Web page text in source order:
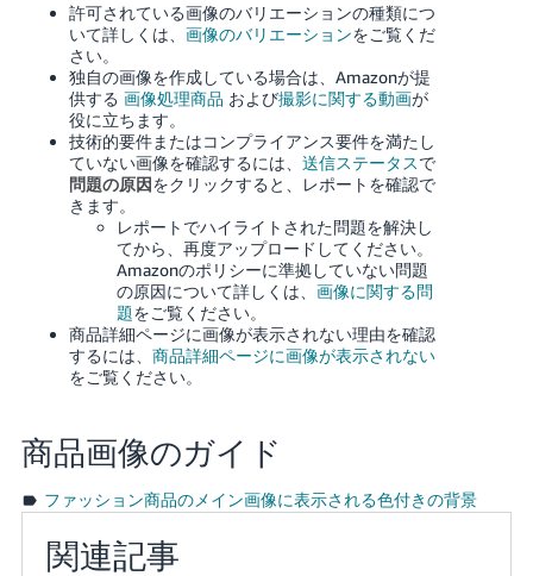
許可されている画像のバリエーションの種類につ
いて詳しくは、 画像のバリエーションをご覧くだ
さい。
独自の画像を作成している場合は、Amazonが提
供する 画像処理商品 および撮影に関する動画が
役に立ちます。
技術的要件またはコンプライアンス要件を満たし
ていない画像を確認するには、 送信ステータスで
問題の原因をクリックすると、レポートを確認で
きます。
レポートでハイライトされた問題を解決し
てから、再度アップロードしてください。
Amazonのポリシーに準拠していない問題
の原因について詳しくは、 画像に関する問
題をご覧ください。
商品詳細ページに画像が表示されない理由を確認
するには、 商品詳細ページに画像が表示されない
をご覧ください。
商品画像のガイド
ファッション商品のメイン画像に表示される色付きの背景
関連記事